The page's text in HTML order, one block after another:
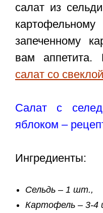
салат из
запеченному
вам аппетита.
салат со
Салат с
яблоком –
Ингредиенты:
Сельдь – 1 шт.,
Картофель – 3-4